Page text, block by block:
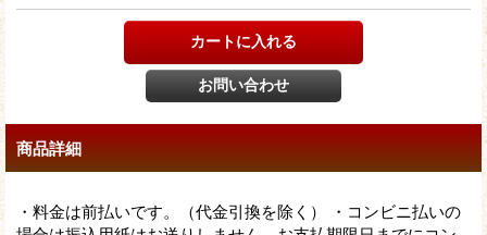
商品詳細
・料金は前払いです。（代金引換を除く） ・コンビニ払いの